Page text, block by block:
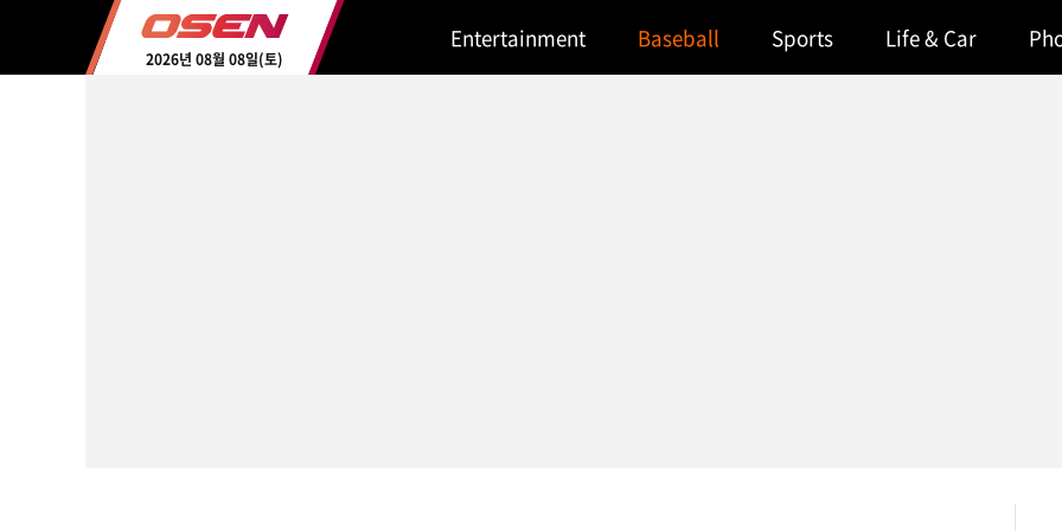
2026년 08월 08일(토)
Entertainment Baseball Sports Life & Car